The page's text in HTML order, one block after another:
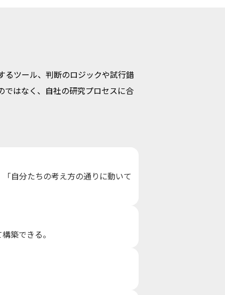
るツール、判断のロジックや試行錯
ではなく、自社の研究プロセスに合
自分たちの考え方の通りに動いて
築できる。